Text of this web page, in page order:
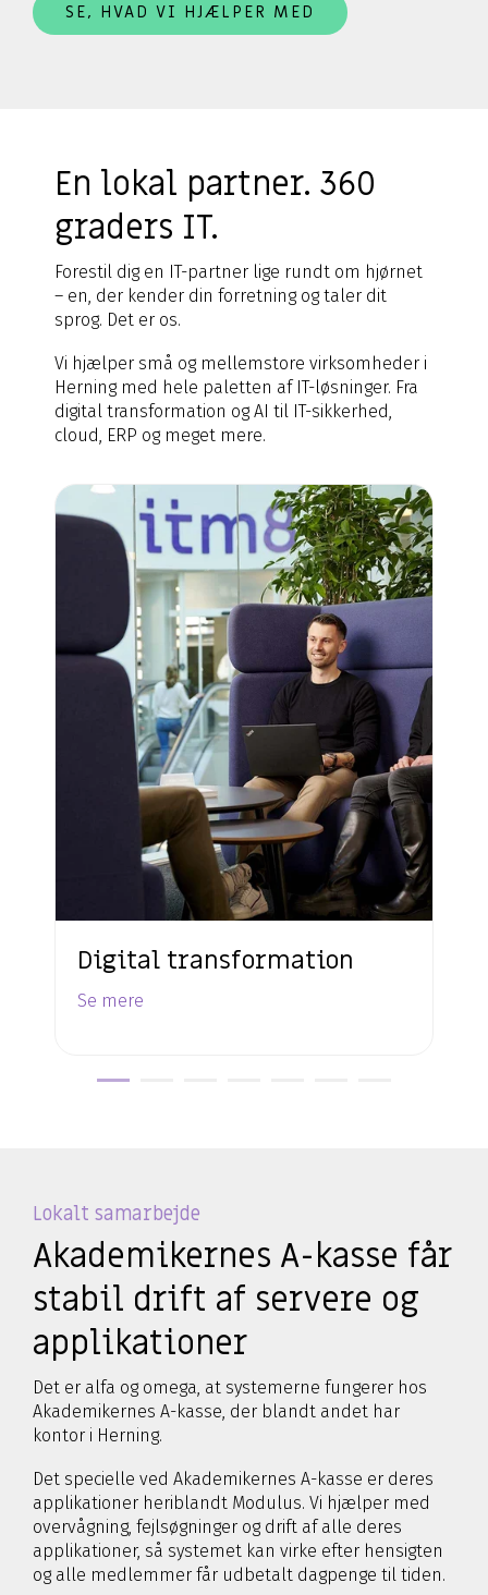
SE, HVAD VI HJÆLPER MED
En lokal partner. 360
graders IT.
Forestil dig en IT-partner lige rundt om hjørnet
– en, der kender din forretning og taler dit
sprog. Det er os.
Vi hjælper små og mellemstore virksomheder i
Herning med hele paletten af IT-løsninger. Fra
digital transformation og AI til IT-sikkerhed,
cloud, ERP og meget mere.
Digital transformation
Se mere
Lokalt samarbejde
Akademikernes A-kasse får
stabil drift af servere og
applikationer
Det er alfa og omega, at systemerne fungerer hos
Akademikernes A-kasse, der blandt andet har
kontor i Herning.
Det specielle ved Akademikernes A-kasse er deres
applikationer heriblandt Modulus. Vi hjælper med
overvågning, fejlsøgninger og drift af alle deres
applikationer, så systemet kan virke efter hensigten
og alle medlemmer får udbetalt dagpenge til tiden.